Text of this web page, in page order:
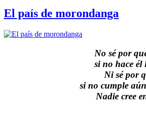
El país de morondanga
No sé por
si no hace él
Ni sé por
si no cumple
Nadie cree